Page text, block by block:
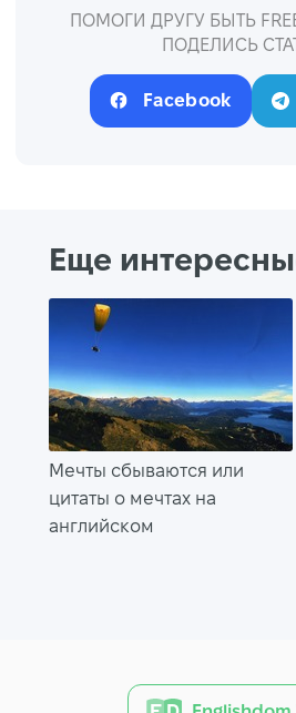
ПОМОГИ ДРУГУ БЫТЬ
ПОДЕЛИСЬ
Facebook
Еще
Мечты сбываются или
цитаты о мечтах на
английском